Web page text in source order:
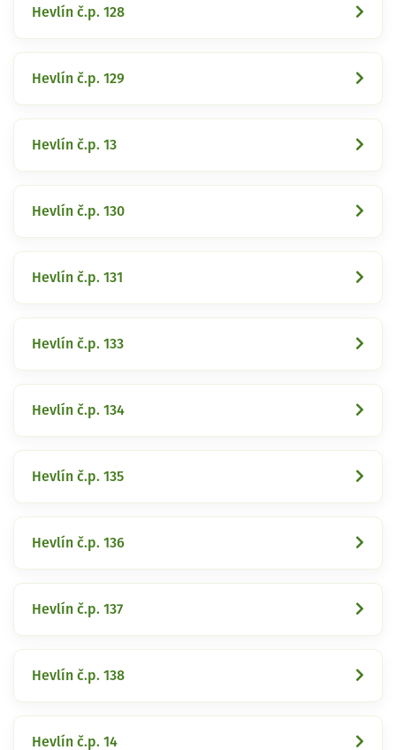
Hevlín č.p. 128
Hevlín č.p. 129
Hevlín č.p. 13
Hevlín č.p. 130
Hevlín č.p. 131
Hevlín č.p. 133
Hevlín č.p. 134
Hevlín č.p. 135
Hevlín č.p. 136
Hevlín č.p. 137
Hevlín č.p. 138
Hevlín č.p. 14